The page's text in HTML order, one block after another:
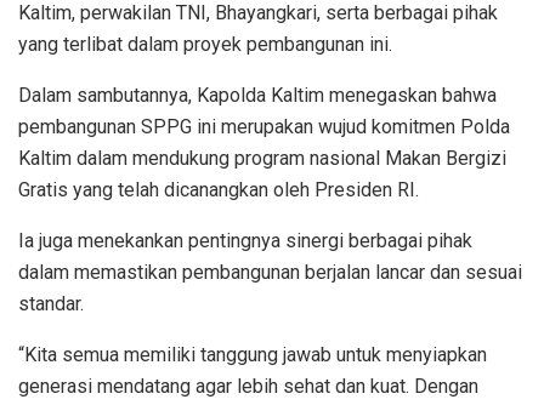
Kaltim, perwakilan TNI, Bhayangkari, serta berbagai pihak
yang terlibat dalam proyek pembangunan ini.
Dalam sambutannya, Kapolda Kaltim menegaskan bahwa
pembangunan SPPG ini merupakan wujud komitmen Polda
Kaltim dalam mendukung program nasional Makan Bergizi
Gratis yang telah dicanangkan oleh Presiden RI.
Ia juga menekankan pentingnya sinergi berbagai pihak
dalam memastikan pembangunan berjalan lancar dan sesuai
standar.
“Kita semua memiliki tanggung jawab untuk menyiapkan
generasi mendatang agar lebih sehat dan kuat. Dengan